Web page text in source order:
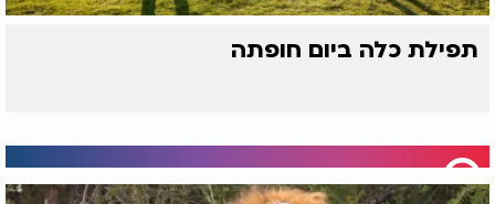
תפילת כלה ביום חופתה